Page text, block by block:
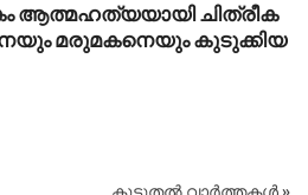
ആത്മഹത്യയായി ചിത്രീക
മരുമകനെയും കുടുക്കിയ